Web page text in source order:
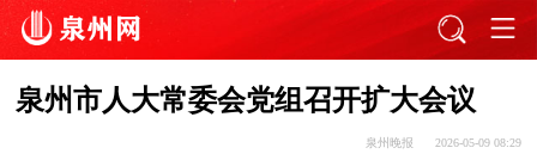
泉州市人大常委会党组召开扩大会议
泉州晚报 2026-05-09 08:29